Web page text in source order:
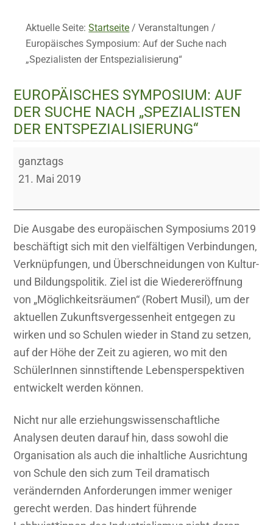
Aktuelle Seite:Startseite / Veranstaltungen/
Europäisches Symposium: Auf der Suche nach
„Spezialisten der Entspezialisierung“
EUROPÄISCHES SYMPOSIUM: AUF
DER SUCHE NACH „SPEZIALISTEN
DER ENTSPEZIALISIERUNG“
Europäisches
Symposium:
der
Suche
nach
„Spezialisten
der
Entspezialisierung“
ganztags
21. Mai 2019
Die Ausgabe des europäischen Symposiums 2019
beschäftigt sich mit den vielfältigen Verbindungen,
Verknüpfungen, und Überschneidungen von Kultur-
und Bildungspolitik. Ziel ist die Wiedereröffnung
von „Möglichkeitsräumen“ (Robert Musil), um der
aktuellen Zukunftsvergessenheit entgegen zu
wirken und so Schulen wieder in Stand zu setzen,
auf der Höhe der Zeit zu agieren, wo mit den
SchülerInnen sinnstiftende Lebensperspektiven
entwickelt werden können.
Nicht nur alle erziehungswissenschaftliche
Analysen deuten darauf hin, dass sowohl die
Organisation als auch die inhaltliche Ausrichtung
von Schule den sich zum Teil dramatisch
verändernden Anforderungen immer weniger
gerecht werden. Das hindert führende